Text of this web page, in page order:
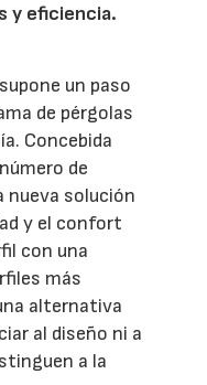
y eficiencia.
un paso
de pérgolas
Concebida
de
nueva solución
y el confort
con una
más
alternativa
al diseño ni a
a la